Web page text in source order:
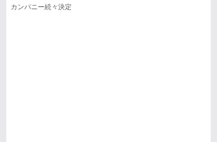
カンパニー続々決定